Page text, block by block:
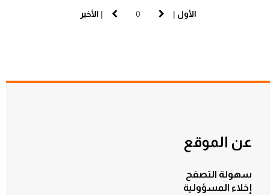
الأول |
| الأخير
عن الموقع
سهولة التصفح
إخلاء المسؤولية